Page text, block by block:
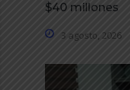
$40 millones
3 agosto, 2026